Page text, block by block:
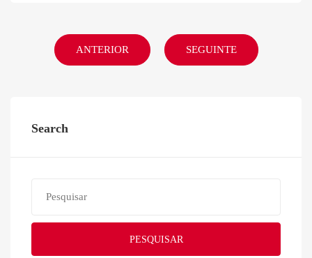
ANTERIOR SEGUINTE
Search
PESQUISAR